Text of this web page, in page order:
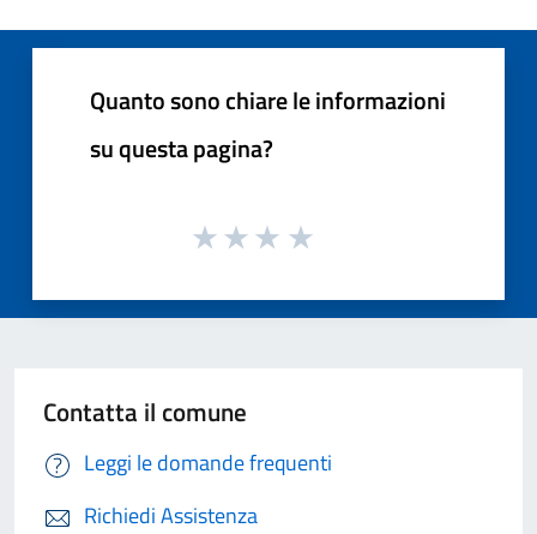
Quanto sono chiare le informazioni
su questa pagina?
Contatta il comune
Leggi le domande frequenti
Richiedi Assistenza